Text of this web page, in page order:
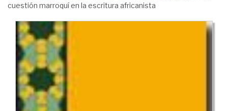
cuestión marroquí en la escritura africanista